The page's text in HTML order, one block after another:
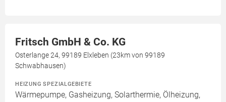
Fritsch GmbH & Co. KG
Osterlange 24, 99189 Elxleben (23km von 99189
Schwabhausen)
HEIZUNG SPEZIALGEBIETE
Wärmepumpe, Gasheizung, Solarthermie, Ölheizung,